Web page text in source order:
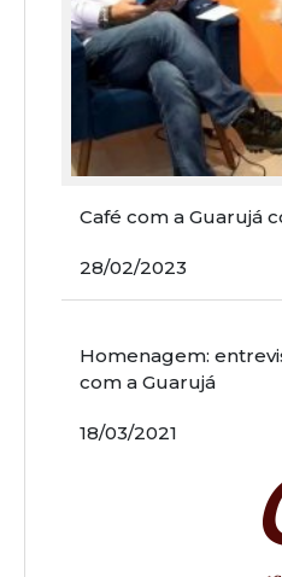
Café com a Guarujá
28/02/2023
Homenagem:
com a Guarujá
18/03/2021